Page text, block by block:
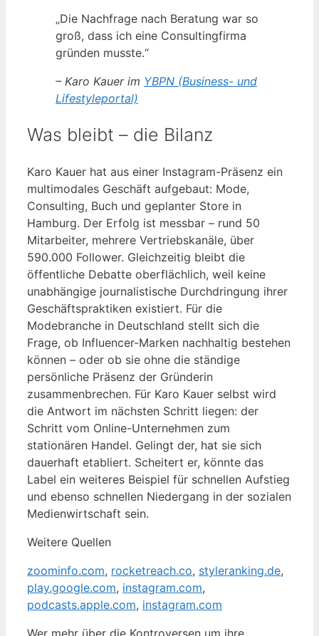
„Die Nachfrage nach Beratung war so
groß, dass ich eine Consultingfirma
gründen musste.“
– Karo Kauer im YBPN (Business- und
Lifestyleportal)
Was bleibt – die Bilanz
Karo Kauer hat aus einer Instagram-Präsenz ein
multimodales Geschäft aufgebaut: Mode,
Consulting, Buch und geplanter Store in
Hamburg. Der Erfolg ist messbar – rund 50
Mitarbeiter, mehrere Vertriebskanäle, über
590.000 Follower. Gleichzeitig bleibt die
öffentliche Debatte oberflächlich, weil keine
unabhängige journalistische Durchdringung ihrer
Geschäftspraktiken existiert. Für die
Modebranche in Deutschland stellt sich die
Frage, ob Influencer-Marken nachhaltig bestehen
können – oder ob sie ohne die ständige
persönliche Präsenz der Gründerin
zusammenbrechen. Für Karo Kauer selbst wird
die Antwort im nächsten Schritt liegen: der
Schritt vom Online-Unternehmen zum
stationären Handel. Gelingt der, hat sie sich
dauerhaft etabliert. Scheitert er, könnte das
Label ein weiteres Beispiel für schnellen Aufstieg
und ebenso schnellen Niedergang in der sozialen
Medienwirtschaft sein.
Weitere Quellen
zoominfo.com, rocketreach.co, styleranking.de,
play.google.com, instagram.com,
podcasts.apple.com, instagram.com
Wer mehr über die Kontroversen um ihre